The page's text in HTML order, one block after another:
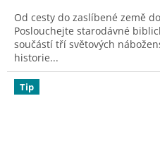
Od cesty do zaslíbené země
Poslouchejte starodávné
součástí tří světových
historie...
Tip